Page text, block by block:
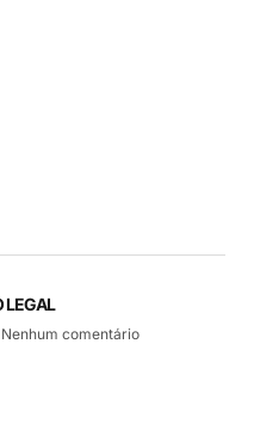
LEGAL
Nenhum comentário